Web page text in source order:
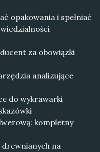
opakowania i spełniać
za obowiązki
analizujące
do wykrawarki
kompletny
na